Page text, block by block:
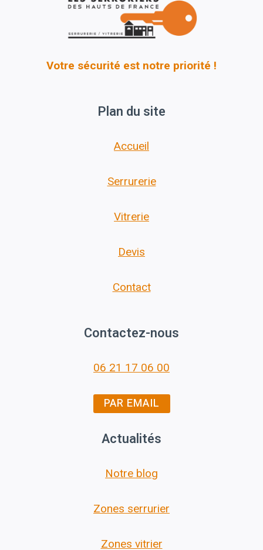
Votre sécurité est notre priorité !
Plan du site
Accueil
Serrurerie
Vitrerie
Devis
Contact
Contactez-nous
06 21 17 06 00
PAR EMAIL
Actualités
Notre blog
Zones serrurier
Zones vitrier